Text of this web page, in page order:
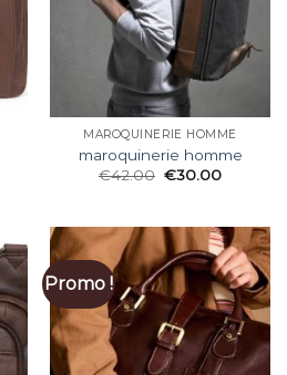
MAROQUINERIE HOMME
maroquinerie homme
€42.00 €30.00
Promo !